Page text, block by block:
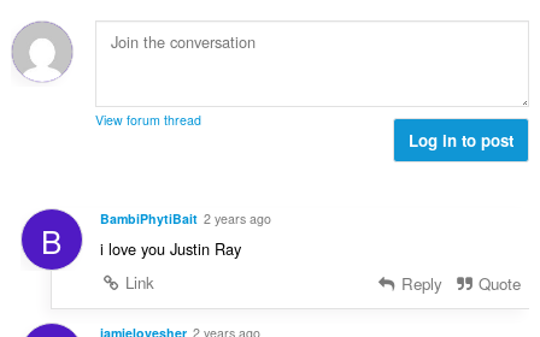
View forum thread
Log in to post
B BambiPhytiBait 2 years ago
i love you Justin Ray
Link
Reply Quote
jamielovesher 2 years ago